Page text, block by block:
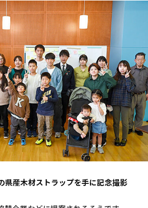
県産木材ストラップを手に記念撮影